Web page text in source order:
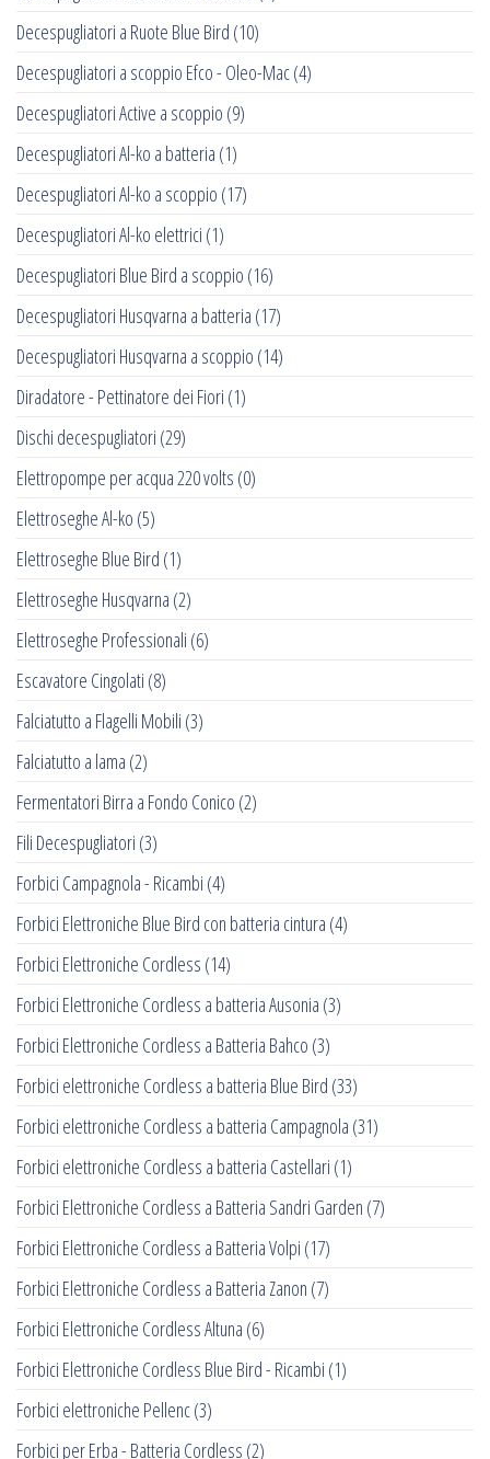
Decespugliatori a Ruote Blue Bird (10)
Decespugliatori a scoppio Efco - Oleo-Mac(4)
Decespugliatori Active a scoppio (9)
Decespugliatori Al-ko a batteria (1)
Decespugliatori Al-ko a scoppio (17)
Decespugliatori Al-ko elettrici (1)
Decespugliatori Blue Bird a scoppio (16)
Decespugliatori Husqvarna a batteria (17)
Decespugliatori Husqvarna a scoppio (14)
Diradatore - Pettinatore dei Fiori (1)
Dischi decespugliatori (29)
Elettropompe per acqua 220 volts (0)
Elettroseghe Al-ko (5)
Elettroseghe Blue Bird (1)
Elettroseghe Husqvarna (2)
Elettroseghe Professionali (6)
Escavatore Cingolati (8)
Falciatutto a Flagelli Mobili (3)
Falciatutto a lama (2)
Fermentatori Birra a Fondo Conico (2)
Fili Decespugliatori (3)
Forbici Campagnola - Ricambi (4)
Forbici Elettroniche Blue Bird con batteria cintura (4)
Forbici Elettroniche Cordless (14)
Forbici Elettroniche Cordless a batteria Ausonia (3)
Forbici Elettroniche Cordless a Batteria Bahco (3)
Forbici elettroniche Cordless a batteria Blue Bird (33)
Forbici elettroniche Cordless a batteria Campagnola (31)
Forbici elettroniche Cordless a batteria Castellari (1)
Forbici Elettroniche Cordless a Batteria Sandri Garden (7)
Forbici Elettroniche Cordless a Batteria Volpi (17)
Forbici Elettroniche Cordless a Batteria Zanon (7)
Forbici Elettroniche Cordless Altuna (6)
Forbici Elettroniche Cordless Blue Bird - Ricambi (1)
Forbici elettroniche Pellenc(3)
Forbici per Erba - Batteria Cordless (2)